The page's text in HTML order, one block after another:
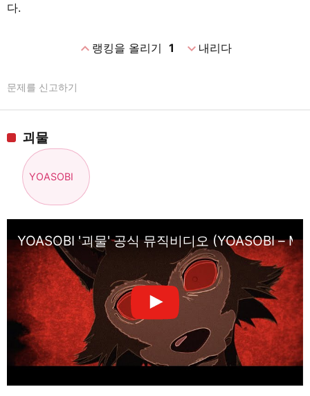
다.
expand_less랭킹을 올리기 1 expand_more내리다
문제를 신고하기
괴물
YOASOBI
YOASOBI '괴물' 공식 뮤직비디오 (YOASOBI –